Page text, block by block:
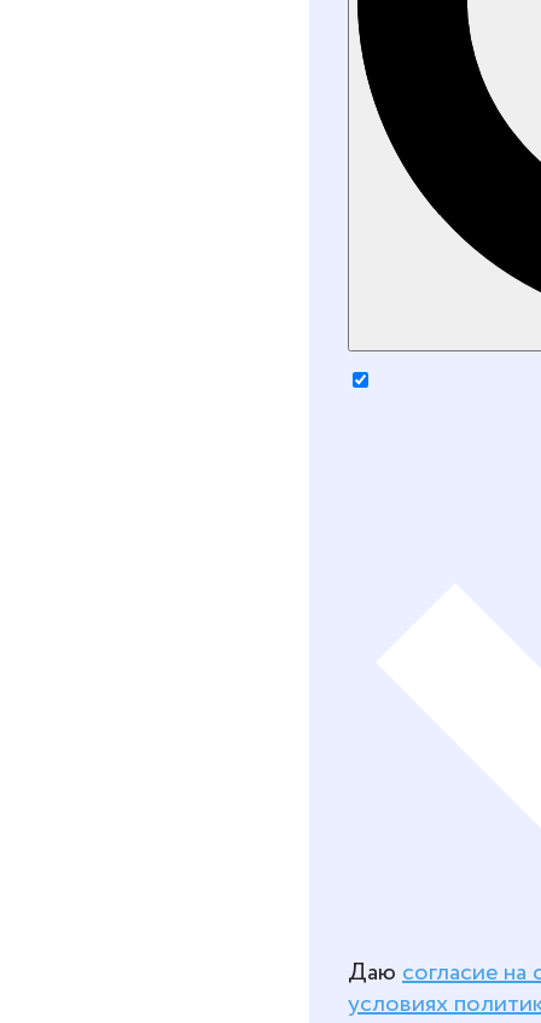
Даю согласие
условиях